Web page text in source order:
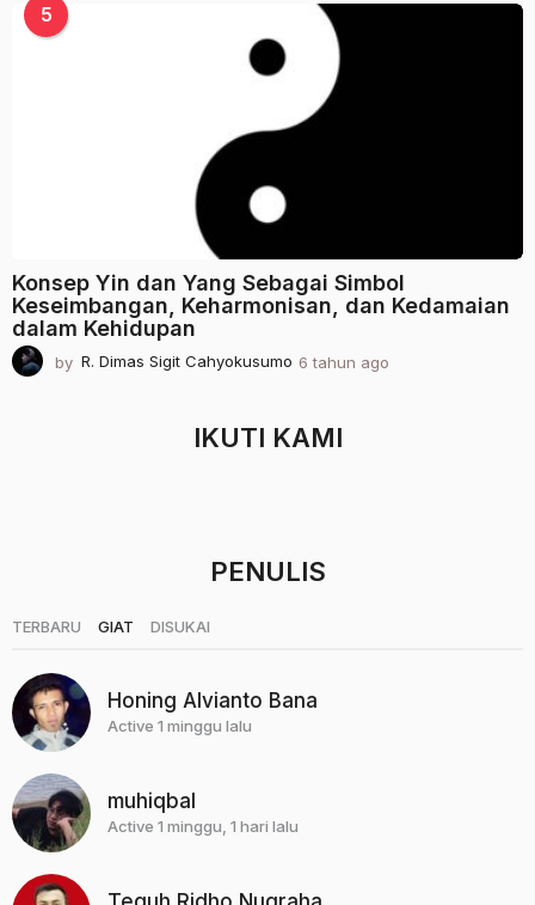
g
5
Konsep Yin dan Yang Sebagai Simbol
Keseimbangan, Keharmonisan, dan Kedamaian
dalam Kehidupan
by R. Dimas Sigit Cahyokusumo 6 tahun ago
IKUTI KAMI
PENULIS
TERBARU GIAT DISUKAI
Honing Alvianto Bana
Active 1 minggu lalu
muhiqbal
Active 1 minggu, 1 hari lalu